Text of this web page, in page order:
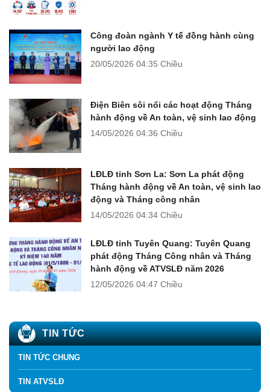
Công đoàn ngành Y tế đồng hành cùng
người lao động
20/05/2026 04:35 Chiều
Điện Biên sôi nổi các hoạt động Tháng
hành động về An toàn, vệ sinh lao động
14/05/2026 04:36 Chiều
LĐLĐ tỉnh Sơn La: Sơn La phát động
Tháng hành động về An toàn, vệ sinh lao
động và Tháng công nhân
14/05/2026 04:34 Chiều
LĐLĐ tỉnh Tuyên Quang: Tuyên Quang
phát động Tháng Công nhân và Tháng
hành động về ATVSLĐ năm 2026
12/05/2026 04:47 Chiều
TIN TỨC
TIN TỨC CHUNG
TIN ATVSLĐ